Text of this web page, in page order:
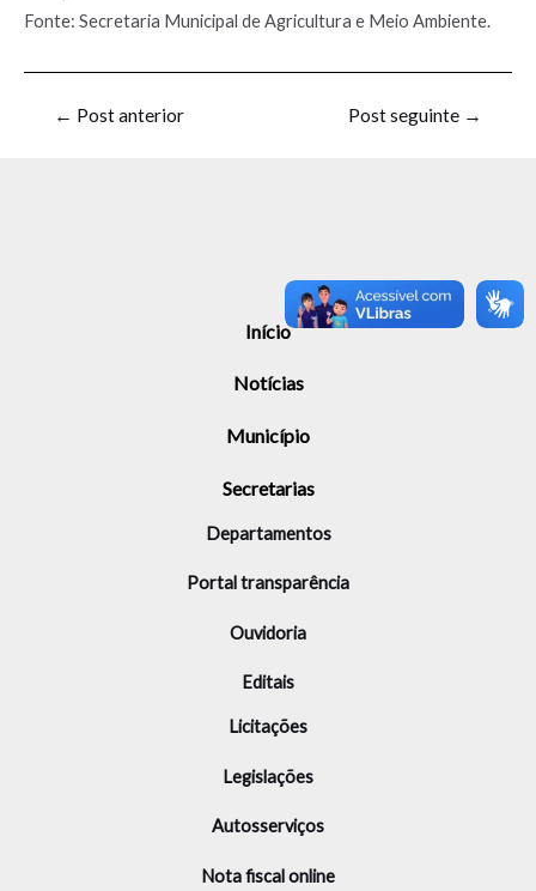
Fonte: Secretaria Municipal de Agricultura e Meio Ambiente.
← Post anterior Post seguinte →
Início
Notícias
Município
Secretarias
Departamentos
Portal transparência
Ouvidoria
Editais
Licitações
Legislações
Autosserviços
Nota fiscal online